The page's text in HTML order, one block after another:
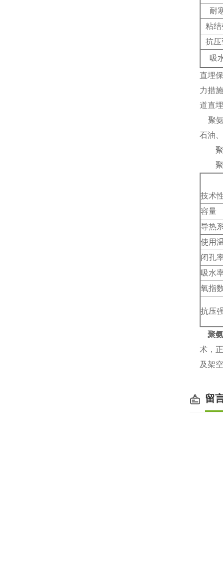
耐
粘
抗
吸
直埋
力措
道直
聚
石油
聚氨
聚氨
技术
容量
导热
使用
闭孔
吸水
氧指
抗压
聚
术，
及架
留